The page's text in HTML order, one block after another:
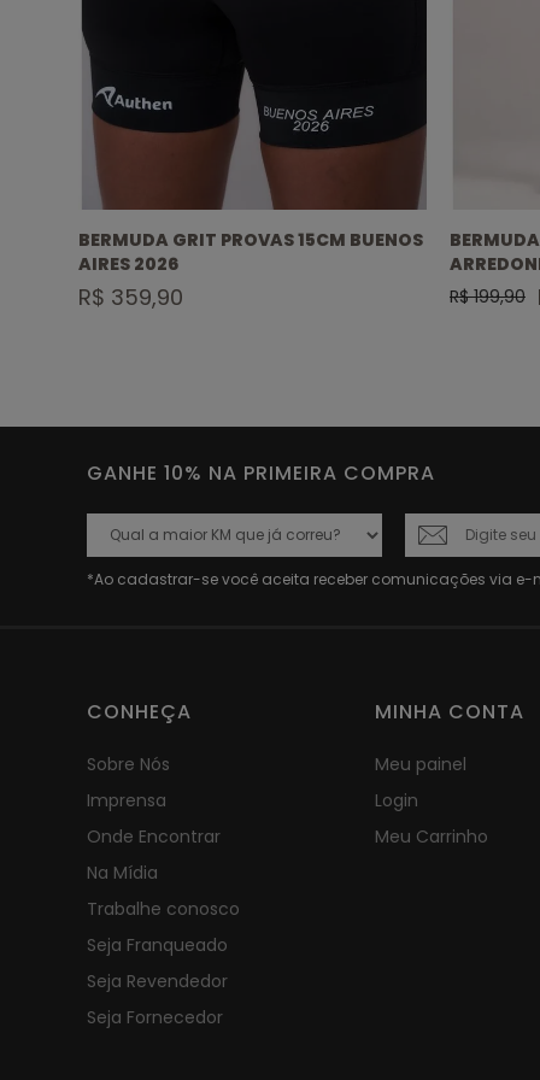
BERMUDA GRIT PROVAS 15CM BUENOS
AIRES 2026
R$ 359,90
R$ 199,90
GANHE 10% NA PRIMEIRA COMPRA
CONHEÇA
Sobre Nós
Imprensa
Onde Encontrar
Na Mídia
Trabalhe conosco
Seja Franqueado
Seja Revendedor
Seja Fornecedor
MINHA CONTA
Meu painel
Login
Meu Carrinho